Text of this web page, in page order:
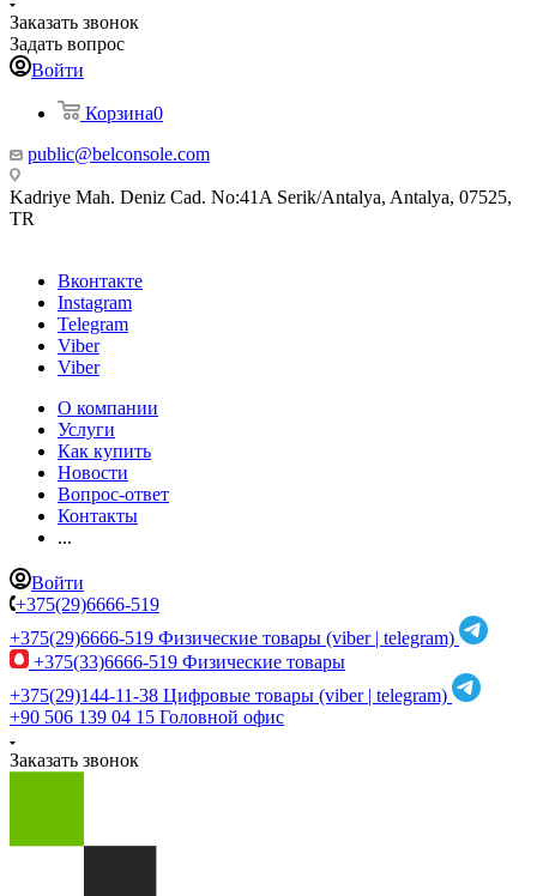
Заказать звонок
Задать вопрос
Войти
Корзина0
public@belconsole.com
Kadriye Mah. Deniz Cad. No:41A Serik/Antalya, Antalya, 07525,
TR
Вконтакте
Instagram
Telegram
Viber
Viber
О компании
Услуги
Как купить
Новости
Вопрос-ответ
Контакты
...
Войти
+375(29)6666-519
+375(29)6666-519 Физические товары (viber | telegram)
+375(33)6666-519 Физические товары
+375(29)144-11-38 Цифровые товары (viber | telegram)
+90 506 139 04 15 Головной офис
Заказать звонок